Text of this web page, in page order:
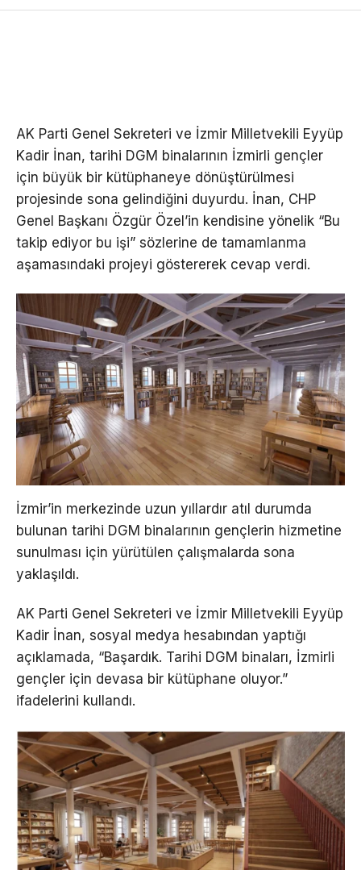
AK Parti Genel Sekreteri ve İzmir Milletvekili Eyyüp
Kadir İnan, tarihi DGM binalarının İzmirli gençler
için büyük bir kütüphaneye dönüştürülmesi
projesinde sona gelindiğini duyurdu. İnan, CHP
Genel Başkanı Özgür Özel’in kendisine yönelik “Bu
takip ediyor bu işi” sözlerine de tamamlanma
aşamasındaki projeyi göstererek cevap verdi.
İzmir’in merkezinde uzun yıllardır atıl durumda
bulunan tarihi DGM binalarının gençlerin hizmetine
sunulması için yürütülen çalışmalarda sona
yaklaşıldı.
AK Parti Genel Sekreteri ve İzmir Milletvekili Eyyüp
Kadir İnan, sosyal medya hesabından yaptığı
açıklamada, “Başardık. Tarihi DGM binaları, İzmirli
gençler için devasa bir kütüphane oluyor.”
ifadelerini kullandı.